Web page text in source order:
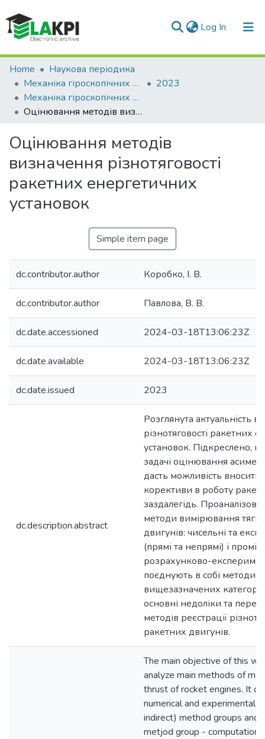
Log In (current)
Communities & Collections
All of DSpace
Statistics
Home
Наукова періодика
Механіка гіроскопічних систем
2023
Механіка гіроскопічних систем: науково-технічний збірник, Вип. 45
Оцінювання методів визначення різнотяговості ракетних енергетичних установок
Оцінювання методів
визначення різнотяговості
ракетних енергетичних
установок
Simple item page
dc.contributor.author Коробко, І. В.
dc.contributor.author Павлова, В. В.
dc.date.accessioned 2024-03-18T13:06:23Z
dc.date.available 2024-03-18T13:06:23Z
dc.date.issued 2023
dc.description.abstract
Розглянута актуальність
різнотяговості ракетних
установок. Підкреслено,
задачі оцінювання
дасть можливість вносити
корективи в роботу
заздалегідь.
методи вимірювання тяги
двигунів: чисельні та
(прямі та непрямі) і
розрахунково-
поєднують в собі методи і
вищезазначених
основні недоліки та
методів реєстрації
ракетних двигунів.
The main objective of this
analyze main methods of
thrust of rocket engines. It
numerical and experimental
indirect) method groups and
metjod group -